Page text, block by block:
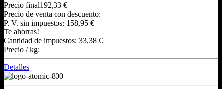
Precio final192,33 €
Precio de venta con descuento:
P. V. sin impuestos: 158,95 €
Te ahorras!
Cantidad de impuestos: 33,38 €
Precio / kg:
Detalles